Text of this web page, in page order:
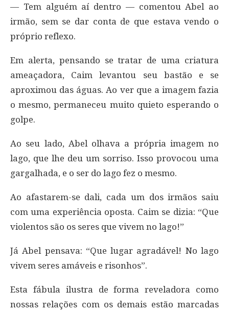
— Tem alguém aí dentro — comentou Abel ao
irmão, sem se dar conta de que estava vendo o
próprio reflexo.
Em alerta, pensando se tratar de uma criatura
ameaçadora, Caim levantou seu bastão e se
aproximou das águas. Ao ver que a imagem fazia
o mesmo, permaneceu muito quieto esperando o
golpe.
Ao seu lado, Abel olhava a própria imagem no
lago, que lhe deu um sorriso. Isso provocou uma
gargalhada, e o ser do lago fez o mesmo.
Ao afastarem-se dali, cada um dos irmãos saiu
com uma experiência oposta. Caim se dizia: “Que
violentos são os seres que vivem no lago!”
Já Abel pensava: “Que lugar agradável! No lago
vivem seres amáveis e risonhos”.
Esta fábula ilustra de forma reveladora como
nossas relações com os demais estão marcadas